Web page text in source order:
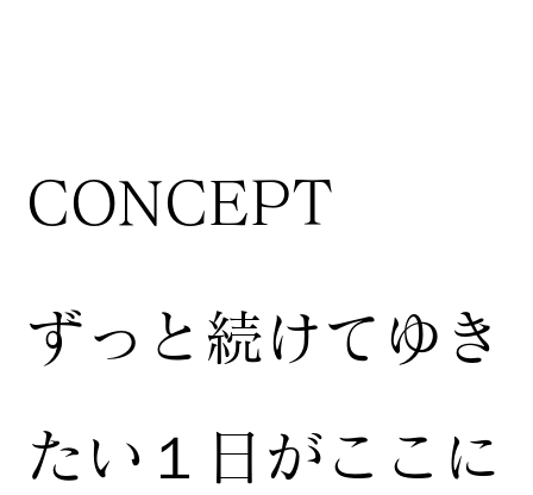
CONCEPT
ずっと続けてゆき
たい１日がここに